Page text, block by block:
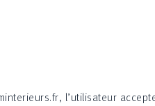
l’utilisateur